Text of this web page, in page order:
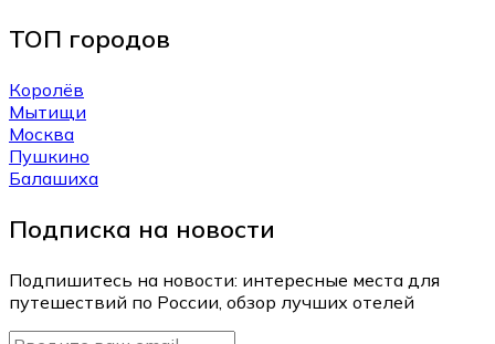
ТОП городов
Королёв
Мытищи
Москва
Пушкино
Балашиха
Подписка на новости
Подпишитесь на новости: интересные места для
путешествий по России, обзор лучших отелей